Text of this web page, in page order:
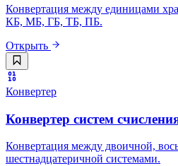
Конвертация между единицами
КБ, МБ, ГБ, ТБ, ПБ.
Открыть
Конвертер
Конвертер систем
Конвертация между двоичной,
шестнадцатеричной системами.